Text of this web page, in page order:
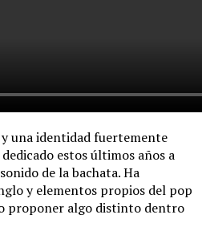
una identidad fuertemente
estos últimos años a
de la bachata. Ha
y elementos propios del pop
proponer algo distinto dentro